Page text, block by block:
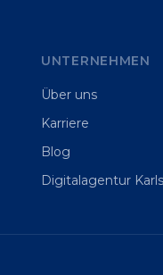
UNTERNEHMEN
Über uns
Karriere
Blog
Digitalagentur